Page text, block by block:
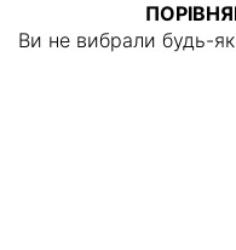
Ви не вибрали будь-